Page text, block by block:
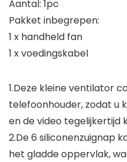
Aantal: 1pc
Pakket inbegrepen:
1 x handheld fan
1 x voedingskabel
1.Deze kleine ventilator
telefoonhouder, zodat u
en de video tegelijkertijd
2.De 6 siliconenzuignap
het gladde oppervlak,